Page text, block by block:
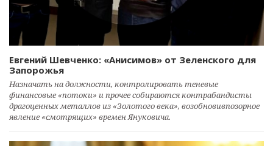
Евгений Шевченко: «Анисимов» от Зеленского для
Запорожья
Назначать на должности, контролировать теневые
финансовые «потоки» и прочее собираются контрабандисты
драгоценных металлов из «Золотого века», возобновивпозорное
явление «смотрящих» времен Януковича.